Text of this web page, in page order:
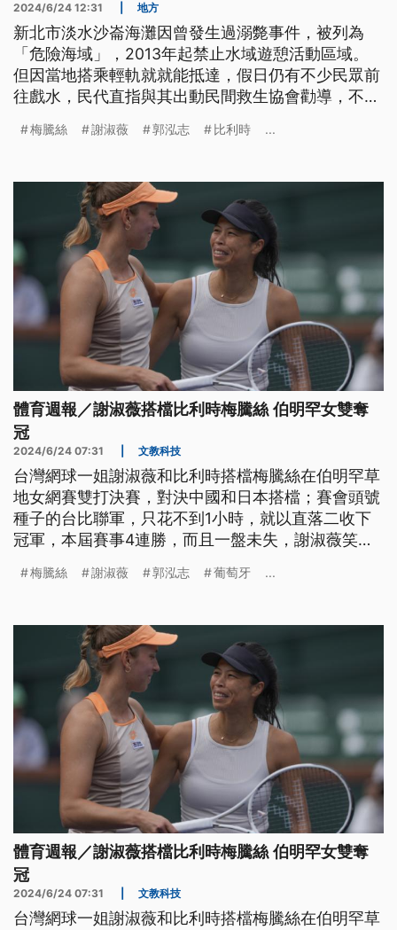
2024/6/24 12:31 地方
新北市淡水沙崙海灘因曾發生過溺斃事件，被列為
「危險海域」，2013年起禁止水域遊憩活動區域。
但因當地搭乘輕軌就就能抵達，假日仍有不少民眾前
往戲水，民代直指與其出動民間救生協會勸導，不如
1年後視報告結果來決定。
梅騰絲 謝淑薇 郭泓志 比利時 ...
體育週報／謝淑薇搭檔比利時梅騰絲 伯明罕女雙奪
冠
2024/6/24 07:31 文教科技
台灣網球一姐謝淑薇和比利時搭檔梅騰絲在伯明罕草
地女網賽雙打決賽，對決中國和日本搭檔；賽會頭號
種子的台比聯軍，只花不到1小時，就以直落二收下
冠軍，本屆賽事4連勝，而且一盤未失，謝淑薇笑納
梅騰絲 謝淑薇 郭泓志 葡萄牙 ...
體育週報／謝淑薇搭檔比利時梅騰絲 伯明罕女雙奪
冠
2024/6/24 07:31 文教科技
台灣網球一姐謝淑薇和比利時搭檔梅騰絲在伯明罕草